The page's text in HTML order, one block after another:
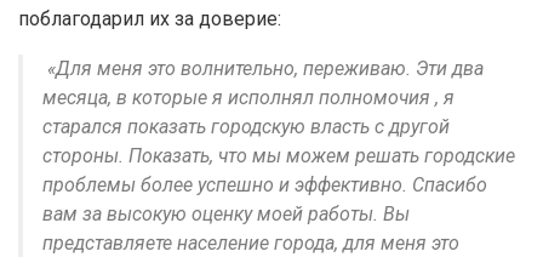
поблагодарил их за доверие:
«Для меня это волнительно, переживаю. Эти два
месяца, в которые я исполнял полномочия , я
старался показать городскую власть с другой
стороны. Показать, что мы можем решать городские
проблемы более успешно и эффективно. Спасибо
вам за высокую оценку моей работы. Вы
представляете население города, для меня это